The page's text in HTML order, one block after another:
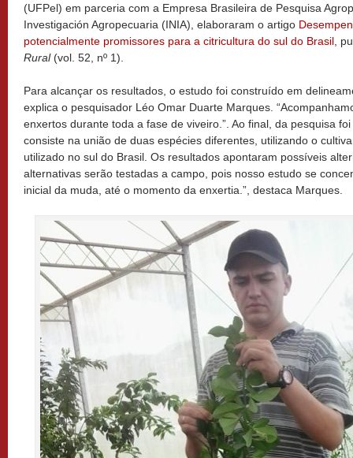
(UFPel) em parceria com a Empresa Brasileira de Pesquisa
Investigación Agropecuaria (INIA), elaboraram o artigo
potencialmente promissores para a citricultura do sul do Brasil ,
Rural(vol. 52, nº 1).
Para alcançar os resultados, o estudo foi construído em
explica o pesquisador Léo Omar Duarte Marques.
enxertos durante toda a fase de viveiro.”. Ao final, da pesquisa
consiste na união de duas espécies diferentes, utilizando o
utilizado no sul do Brasil. Os resultados apontaram possíveis
alternativas serão testadas a campo, pois nosso estudo se
inicial da muda, até o momento da enxertia.”, destaca Marques.